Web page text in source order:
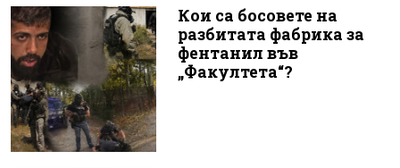
Кои са босовете на
разбитата фабрика за
фентанил във
„Факултета“?